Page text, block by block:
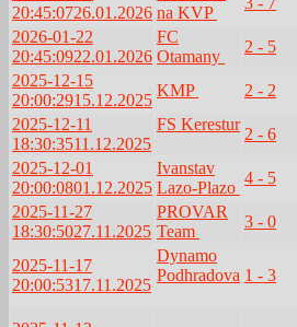
20:45:0726.01.2026 na KVP
2026-01-22
20:45:0922.01.2026
FC
Otamany
2 - 5
2025-12-15
20:00:2915.12.2025
KMP 2 - 2
2025-12-11
18:30:3511.12.2025
FS Kerestur
2 - 6
2025-12-01
20:00:0801.12.2025
Ivanstav
Lazo-Plazo
4 - 5
2025-11-27
18:30:5027.11.2025
PROVAR
Team
3 - 0
2025-11-17
20:00:5317.11.2025
Dynamo
Podhradova 1 - 3